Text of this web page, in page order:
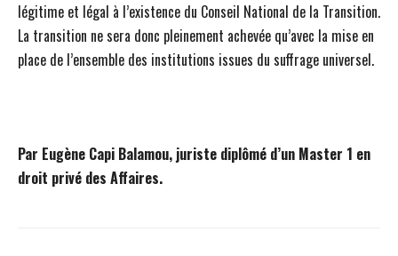
légitime et légal à l’existence du Conseil National de la Transition.
La transition ne sera donc pleinement achevée qu’avec la mise en
place de l’ensemble des institutions issues du suffrage universel.
Par Eugène Capi Balamou, juriste diplômé d’un Master 1 en
droit privé des Affaires.